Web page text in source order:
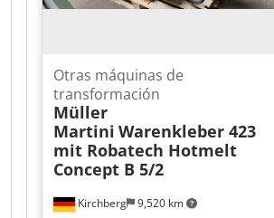
Kirchberg 9,520 km
Otras máquinas de
transformación
Müller
Martini Warenkleber 423
mit Robatech Hotmelt
Concept B 5/2